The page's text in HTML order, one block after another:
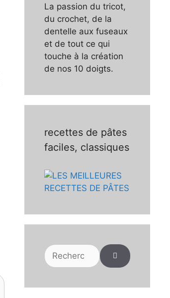
La passion du tricot,
du crochet, de la
dentelle aux fuseaux
et de tout ce qui
touche à la création
de nos 10 doigts.
recettes de pâtes
faciles, classiques
Rechercher :